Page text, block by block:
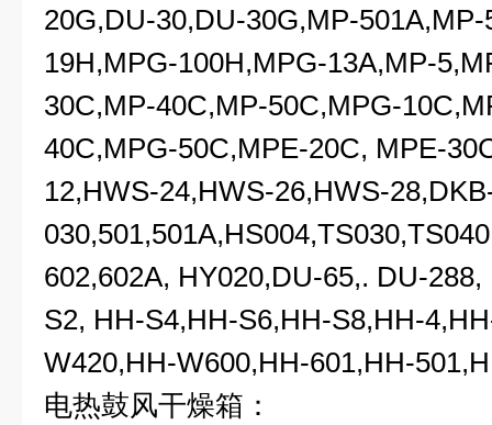
20G,DU-30,DU-30G,MP-
19H,MPG-100H,MPG-13A,MP-
30C,MP-40C,MP-50C,MPG-
40C,MPG-50C,MPE-20C, MPE-
12,HWS-24,HWS-26,HWS-
602,602A, HY020,DU-65,. DU-
S2, HH-S4,HH-S6,HH-S8,HH-
W420,HH-W600,HH-601,HH-
电热鼓风干燥箱：